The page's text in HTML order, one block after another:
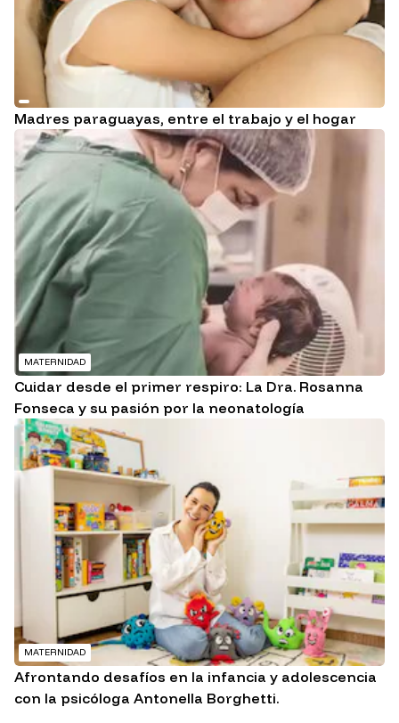
Madres paraguayas, entre el trabajo y el hogar
MATERNIDAD
Cuidar desde el primer respiro: La Dra. Rosanna
Fonseca y su pasión por la neonatología
MATERNIDAD
Afrontando desafíos en la infancia y adolescencia
con la psicóloga Antonella Borghetti.